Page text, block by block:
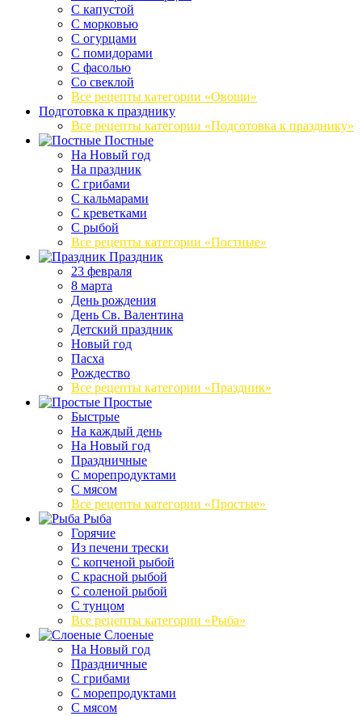
С капустой
С морковью
С огурцами
С помидорами
С фасолью
Со свеклой
Все рецепты категории «Овощи»
Подготовка к празднику
Все рецепты категории «Подготовка к празднику»
Постные
На Новый год
На праздник
С грибами
С кальмарами
С креветками
С рыбой
Все рецепты категории «Постные»
Праздник
23 февраля
8 марта
День рождения
День Св. Валентина
Детский праздник
Новый год
Пасха
Рождество
Все рецепты категории «Праздник»
Простые
Быстрые
На каждый день
На Новый год
Праздничные
С морепродуктами
С мясом
Все рецепты категории «Простые»
Рыба
Горячие
Из печени трески
С копченой рыбой
С красной рыбой
С соленой рыбой
С тунцом
Все рецепты категории «Рыба»
Слоеные
На Новый год
Праздничные
С грибами
С морепродуктами
С мясом